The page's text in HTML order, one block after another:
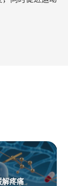
解疼痛